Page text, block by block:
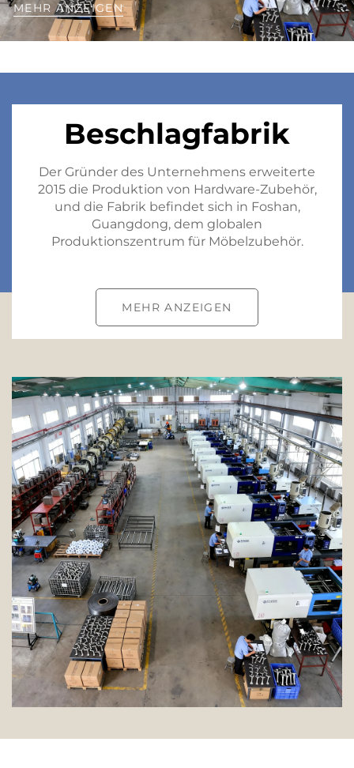
MEHR ANZEIGEN
Beschlagfabrik
Der Gründer des Unternehmens erweiterte
2015 die Produktion von Hardware-Zubehör,
und die Fabrik befindet sich in Foshan,
Guangdong, dem globalen
Produktionszentrum für Möbelzubehör.
MEHR ANZEIGEN